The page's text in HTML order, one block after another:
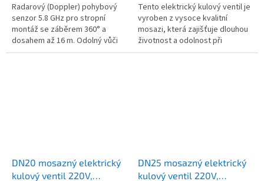
Radarový (Doppler) pohybový
senzor 5.8 GHz pro stropní
montáž se záběrem 360° a
dosahem až 16 m. Odolný vůči
teplotě, vlhkosti a prachu.
Tento elektrický kulový ventil je
vyroben z vysoce kvalitní
mosazi, která zajišťuje dlouhou
životnost a odolnost při
používání. Jedná se o 2cestný
DN20 mosazný elektrický
kulový ventil 220V,
DN25 mosazný elektrický
kulový ventil 220V,